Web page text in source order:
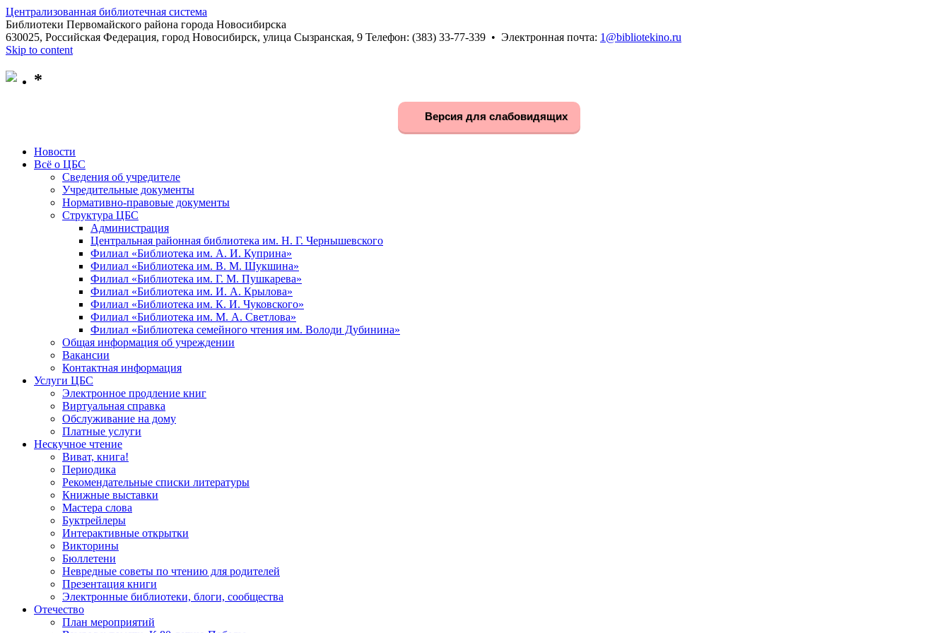
Централизованная библиотечная система
Библиотеки Первомайского района города Новосибирска
630025, Российская Федерация, город Новосибирск, улица Сызранская, 9 Телефон: (383) 33-77-339 • Электронная почта: 1@bibliotekino.ru
Skip to content
*
Версия для слабовидящих
Новости
Всё о ЦБС
Сведения об учредителе
Учредительные документы
Нормативно-правовые документы
Структура ЦБС
Администрация
Центральная районная библиотека им. Н. Г. Чернышевского
Филиал «Библиотека им. А. И. Куприна»
Филиал «Библиотека им. В. М. Шукшина»
Филиал «Библиотека им. Г. М. Пушкарева»
Филиал «Библиотека им. И. А. Крылова»
Филиал «Библиотека им. К. И. Чуковского»
Филиал «Библиотека им. М. А. Светлова»
Филиал «Библиотека семейного чтения им. Володи Дубинина»
Общая информация об учреждении
Вакансии
Контактная информация
Услуги ЦБС
Электронное продление книг
Виртуальная справка
Обслуживание на дому
Платные услуги
Нескучное чтение
Виват, книга!
Периодика
Рекомендательные списки литературы
Книжные выставки
Мастера слова
Буктрейлеры
Интерактивные открытки
Викторины
Бюллетени
Невредные советы по чтению для родителей
Презентация книги
Электронные библиотеки, блоги, сообщества
Отечество
План мероприятий